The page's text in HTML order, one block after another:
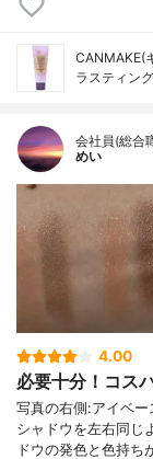
CANMAKE(
ラスティン
会社員(総合
めい
4.00
必要十分！コス
写真の右側:アイベ
シャドウを左右同じ
ドウの発色と色持ち